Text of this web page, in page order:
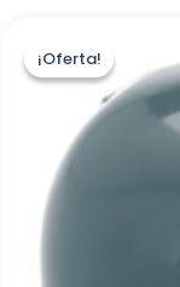
¡Oferta!
¡Oferta!